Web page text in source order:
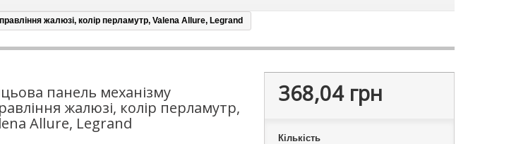
LEGRAND
LEZARD
жалюзі, колір перламутр, Valena Allure, Legrand
панель механізму
жалюзі, колір перламутр,
Allure, Legrand
368,04 грн
Кількість